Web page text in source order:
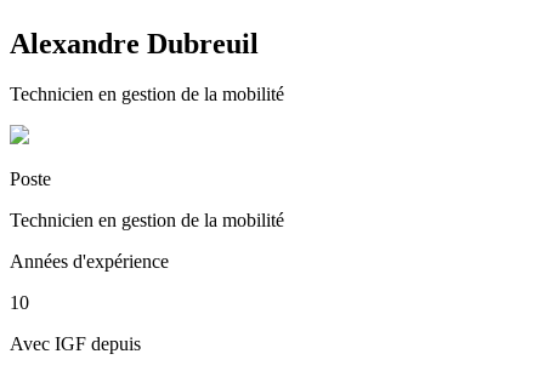
Alexandre Dubreuil
Technicien en gestion de la mobilité
Poste
Technicien en gestion de la mobilité
Années d'expérience
10
Avec IGF depuis